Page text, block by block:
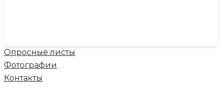
Опросные листы
Фотографии
Контакты